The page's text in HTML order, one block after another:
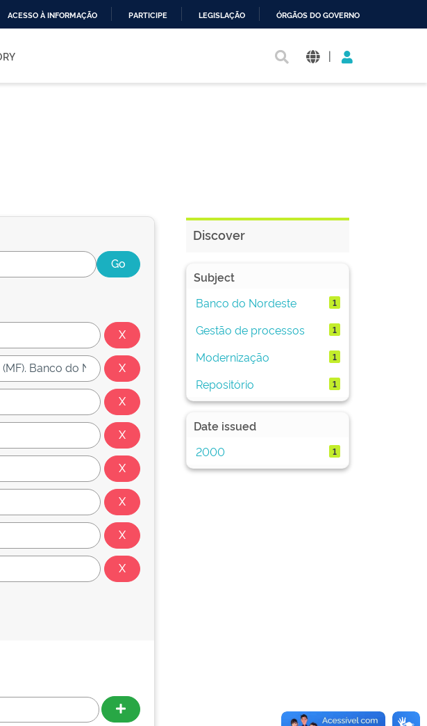
ACESSO À INFORMAÇÃO PARTICIPE LEGISLAÇÃO ÓRGÃOS DO GOVERNO
|
Discover
Subject
Banco do Nordeste
1
Gestão de processos 1
Modernização 1
Repositório 1
Date issued
2000
1